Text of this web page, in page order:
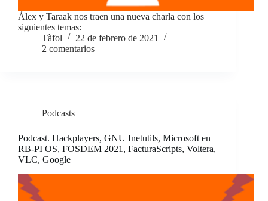
Álex y Taraak nos traen una nueva charla con los
siguientes temas:
Tàfol
22 de febrero de 2021
2 comentarios
Podcasts
Podcast. Hackplayers, GNU Inetutils, Microsoft en
RB-PI OS, FOSDEM 2021, FacturaScripts, Voltera,
VLC, Google